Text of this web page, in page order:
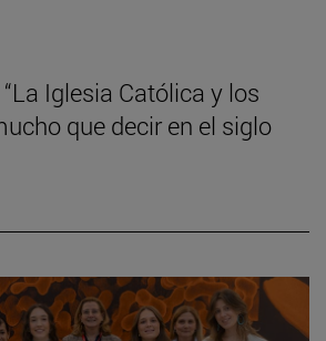
Iglesia Católica y los
que decir en el siglo